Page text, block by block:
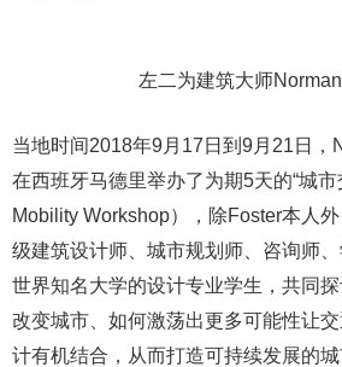
左二为建筑大师
当地时间2018年9月17日到9月21日，
在西班牙马德里举办了为期5天的“城
Mobility Workshop），除Foster本人
级建筑设计师、城市规划师、咨询师
世界知名大学的设计专业学生，共同
改变城市、如何激荡出更多可能性让
计有机结合，从而打造可持续发展的